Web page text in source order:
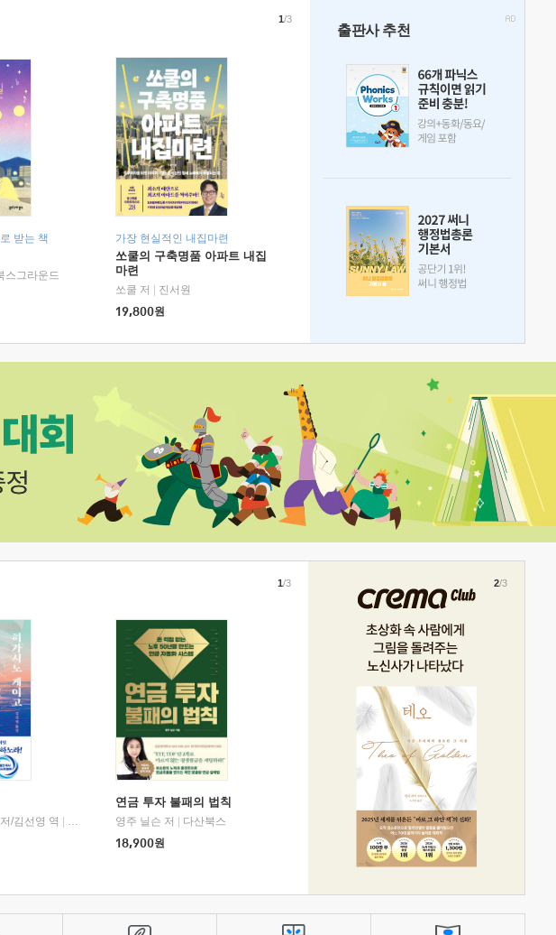
받는 책
스그라운드
가장 현실적인 내집마련
쏘쿨의 구축명품 아파트 내집
마련
쏘쿨 저
진서원
19,800원
1/3
출판사 추천
/김선영 역
북다
연금 투자 불패의 법칙
영주 닐슨 저
다산북스
18,900원
1/3 2/3